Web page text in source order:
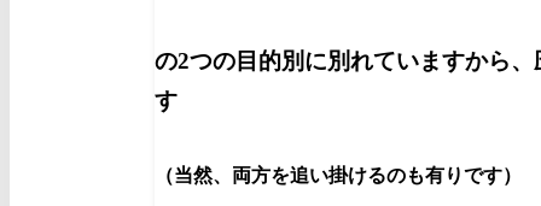
の2つの目的別に別れていますから
す
（当然、両方を追い掛けるのも有りです）